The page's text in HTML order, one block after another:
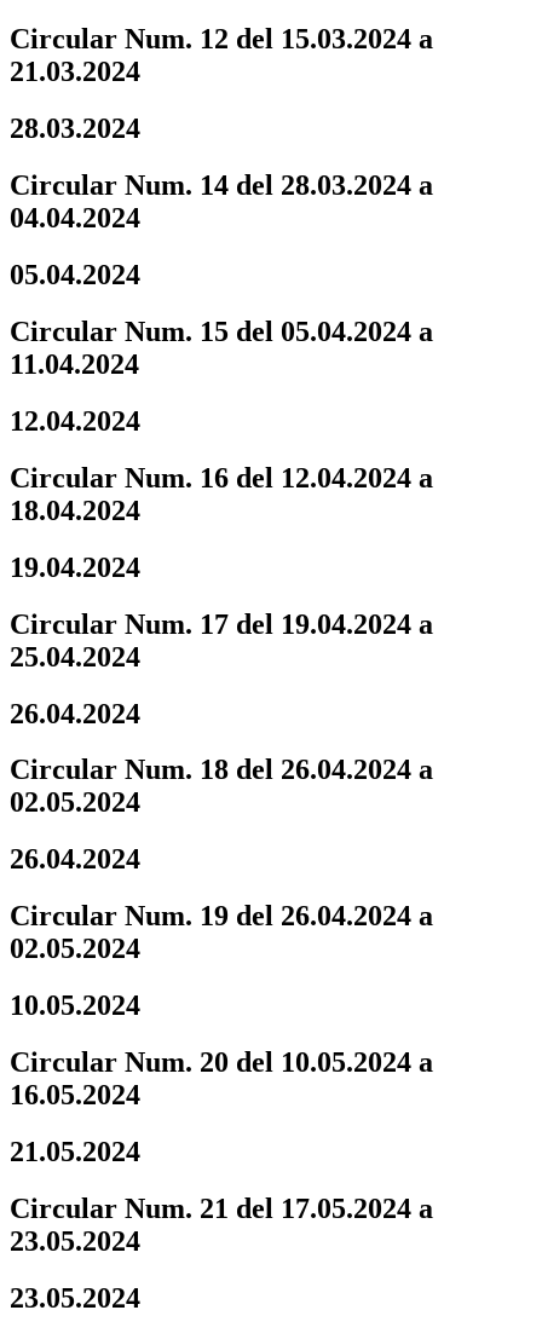
Circular Num. 12 del 15.03.2024 a
21.03.2024
28.03.2024
Circular Num. 14 del 28.03.2024 a
04.04.2024
05.04.2024
Circular Num. 15 del 05.04.2024 a
11.04.2024
12.04.2024
Circular Num. 16 del 12.04.2024 a
18.04.2024
19.04.2024
Circular Num. 17 del 19.04.2024 a
25.04.2024
26.04.2024
Circular Num. 18 del 26.04.2024 a
02.05.2024
26.04.2024
Circular Num. 19 del 26.04.2024 a
02.05.2024
10.05.2024
Circular Num. 20 del 10.05.2024 a
16.05.2024
21.05.2024
Circular Num. 21 del 17.05.2024 a
23.05.2024
23.05.2024